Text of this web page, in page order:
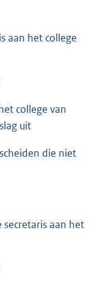
aan het college
college van
uit
die niet
aan het